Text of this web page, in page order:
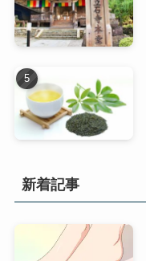
新着記事